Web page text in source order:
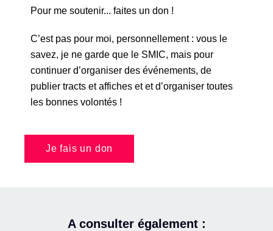
Pour me soutenir... faites un don !
C’est pas pour moi, personnellement : vous le
savez, je ne garde que le SMIC, mais pour
continuer d’organiser des événements, de
publier tracts et affiches et et d’organiser toutes
les bonnes volontés !
Je fais un don
A consulter également :